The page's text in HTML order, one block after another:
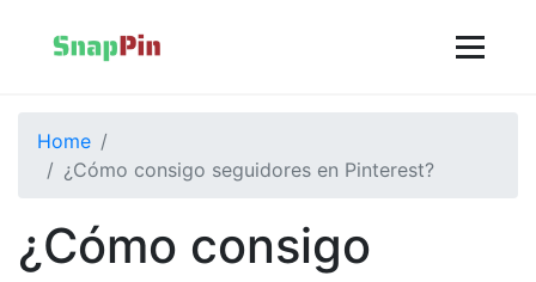
Home
¿Cómo consigo seguidores en Pinterest?
¿Cómo consigo